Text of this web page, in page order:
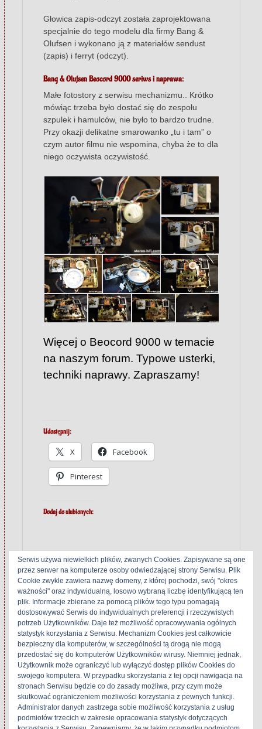
Głowica zapis-odczyt została zaprojektowana
specjalnie do tego modelu dla firmy Bang &
Olufsen i wykonano ją z materiałów sendust
(zapis) i ferryt (odczyt).
Bang & Olufsen Beocord 9000seriws i naprawa:
Małe fotostory z serwisu mechanizmu.. Krótko
mówiąc trzeba było dostać się do zespołu
szpulek i hamulców, nie było to bardzo trudne.
Przy okazji delikatne smarowanko „tu i tam” o
czym autor filmu nie wspomina, chyba że to dla
niego oczywista oczywistość.
Więcej o Beocord 9000 w temacie
na naszym forum. Typowe usterki,
techniki naprawy. Zapraszamy!
Udostępnij:
X Facebook
Pinterest
Dodaj do ulubionych:
Related
Bang & Olufsen
Beocord 6500
23 września 2019
W „Bang &
Olufsen"
ZRK M9012
6 czerwca 2018
W „ZRK Kasprzak"
Serwis używa niewielkich plików, zwanych Cookies. Zapisywane są one
przez serwer na komputerze osoby odwiedzającej strony Serwisu. Plik
Cookie zwykle zawiera nazwę domeny, z której pochodzi, swój "okres
ważności" oraz indywidualną, losowo wybraną liczbę identyfikującą ten
plik. Informacje zbierane za pomocą plików tego typu pomagają
dostosowywać Serwis do indywidualnych preferencji i rzeczywistych
potrzeb Użytkowników. Daje też możliwość opracowywania ogólnych
statystyk korzystania z Serwisu. Mechanizm Cookies jest całkowicie
bezpieczny dla komputerów, w szczególności tą drogą nie mogą
przedostać się do komputerów Użytkowników wirusy. Niemniej jednak,
Użytkownik może ograniczyć lub wyłączyć dostęp plików Cookies do
swojego komputera. W przypadku skorzystania z tej opcji nawigacja na
stronach Serwisu będzie co do zasady możliwa, przy czym może
skutkować ograniczeniem możliwości korzystania z pewnych funkcji.
Administrator danych zastrzega sobie możliwość korzystania z usług
podmiotów trzecich w zakresie opracowania statystyk dotyczących